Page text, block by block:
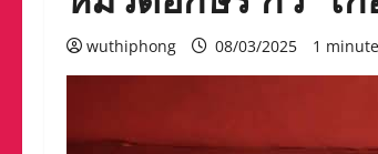
wuthiphong 08/03/2025 1